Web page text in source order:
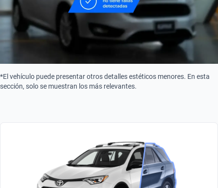
*El vehículo puede presentar otros detalles estéticos menores. En esta
sección, solo se muestran los más relevantes.